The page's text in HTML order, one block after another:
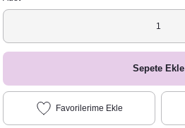
Sepete Ekle